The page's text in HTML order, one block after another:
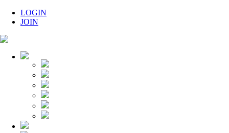
LOGIN
JOIN